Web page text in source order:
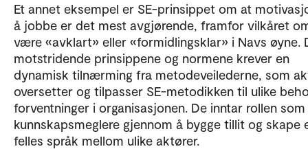
Et annet eksempel er SE-prinsippet om at
å jobbe er det mest avgjørende, framfor vilkåret
være «avklart» eller «formidlingsklar» i Navs øyne.
motstridende prinsippene og normene krever en
dynamisk tilnærming fra metodeveilederne, som
oversetter og tilpasser SE-metodikken til ulike
forventninger i organisasjonen. De inntar rollen som
kunnskapsmeglere gjennom å bygge tillit og skape
felles språk mellom ulike aktører.